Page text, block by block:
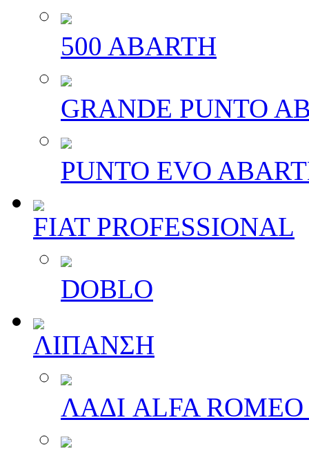
500 ABARTH
GRANDE PUNTO
PUNTO EVO
FIAT PROFESSIONAL
DOBLO
ΛΙΠΑΝΣΗ
ΛΑΔΙ ALFA